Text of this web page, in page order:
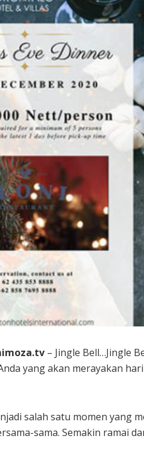
– Jingle Bell…Jingle
yang akan merayakan
salah satu momen yang
sama. Semakin ramai